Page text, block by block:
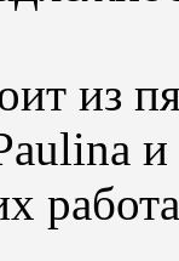
из